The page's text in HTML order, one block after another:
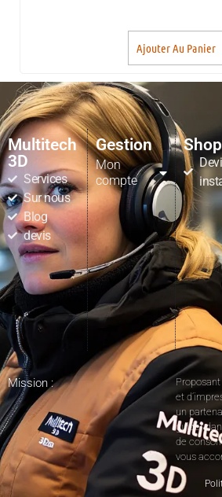
Ajouter Au Panier
Multitech
3D
Services
Sur nous
Blog
devis
Gestion
Mon
compte
Shop
Mission :
et
un
guider
de
vous